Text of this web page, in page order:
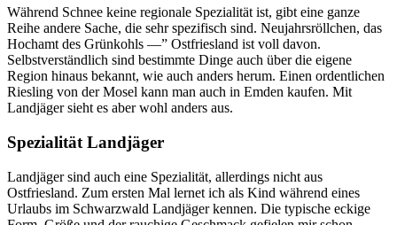
Während Schnee keine regionale Spezialität ist, gibt eine ganze
Reihe andere Sache, die sehr spezifisch sind. Neujahrsröllchen, das
Hochamt des Grünkohls —” Ostfriesland ist voll davon.
Selbstverständlich sind bestimmte Dinge auch über die eigene
Region hinaus bekannt, wie auch anders herum. Einen ordentlichen
Riesling von der Mosel kann man auch in Emden kaufen. Mit
Landjäger sieht es aber wohl anders aus.
Spezialität Landjäger
Landjäger sind auch eine Spezialität, allerdings nicht aus
Ostfriesland. Zum ersten Mal lernet ich als Kind während eines
Urlaubs im Schwarzwald Landjäger kennen. Die typische eckige